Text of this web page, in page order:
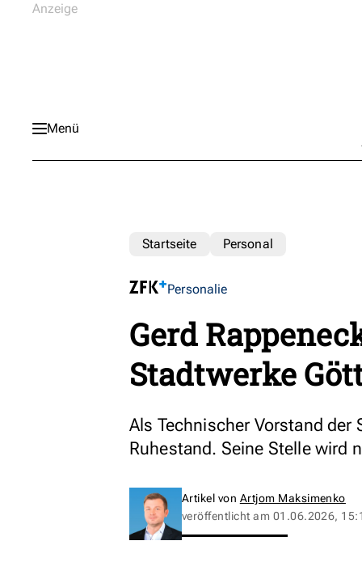
Menü
Startseite Personal
Personalie
Gerd
Stadtwerke
Als Technischer Vorstand
Ruhestand. Seine Stelle wird
Artikel von Artjom Maksimenko
veröffentlicht am 01.06.2026,